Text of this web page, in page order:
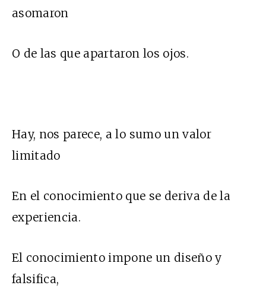
asomaron
O de las que apartaron los ojos.
Hay, nos parece, a lo sumo un valor
limitado
En el conocimiento que se deriva de la
experiencia.
El conocimiento impone un diseño y
falsifica,